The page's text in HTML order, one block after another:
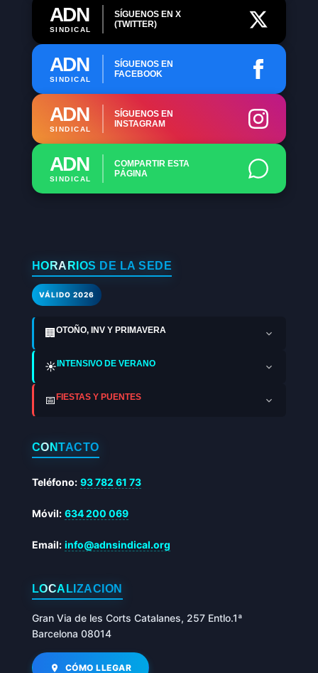
ADN
SINDICAL
SÍGUENOS EN X
(TWITTER)
ADN
SINDICAL
SÍGUENOS EN
FACEBOOK
ADN
SINDICAL
SÍGUENOS EN
INSTAGRAM
ADN
SINDICAL
COMPARTIR ESTA
PÁGINA
HORARIOS DE LA SEDE
VÁLIDO 2026
🏢 OTOÑO, INV Y PRIMAVERA
☀️INTENSIVO DE VERANO
📅FIESTAS Y PUENTES
CONTACTO
Teléfono: 93 782 61 73
Móvil: 634 200 069
Email: info@adnsindical.org
LOCALIZACIÓN
Gran Via de les Corts Catalanes, 257 Entlo.1ª
Barcelona 08014
CÓMO LLEGAR